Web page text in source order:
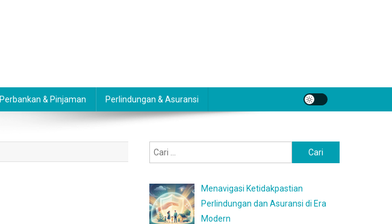
Perbankan & Pinjaman Perlindungan & Asuransi
untuk:
Menavigasi Ketidakpastian
Perlindungan dan Asuransi di Era
Modern